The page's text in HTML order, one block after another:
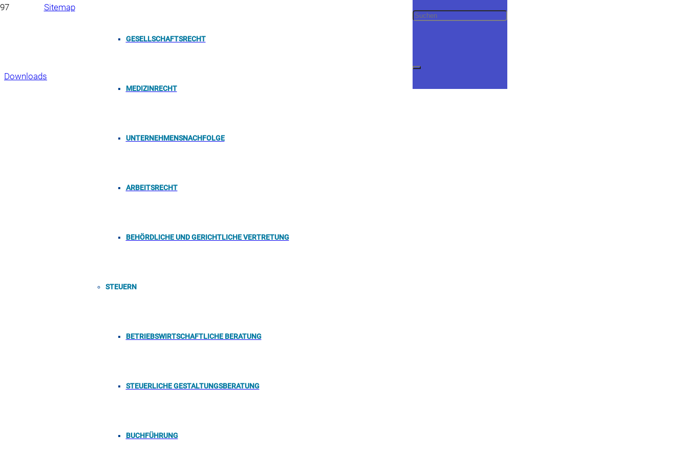
GESELLSCHAFTSRECHT
MEDIZINRECHT
UNTERNEHMENSNACHFOLGE
ARBEITSRECHT
BEHÖRDLICHE UND GERICHTLICHE VERTRETUNG
STEUERN
BETRIEBSWIRTSCHAFTLICHE BERATUNG
STEUERLICHE GESTALTUNGSBERATUNG
BUCHFÜHRUNG
Sitemap
Downloads